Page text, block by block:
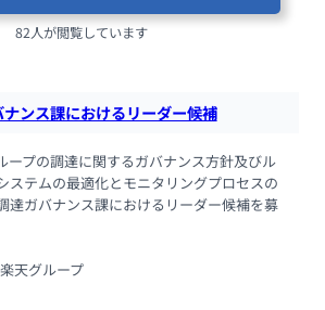
82人が閲覧しています
ナンス課におけるリーダー候補
ープの調達に関するガバナンス方針及びル
ステムの最適化とモニタリングプロセスの
達ガバナンス課におけるリーダー候補を募
楽天グループ